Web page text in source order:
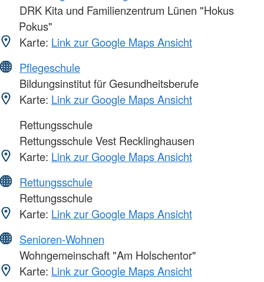
DRK Kita und Familienzentrum Lünen "Hokus
Pokus"
Karte: Link zur Google Maps Ansicht
Pflegeschule
Bildungsinstitut für Gesundheitsberufe
Karte: Link zur Google Maps Ansicht
Rettungsschule
Rettungsschule Vest Recklinghausen
Karte: Link zur Google Maps Ansicht
Rettungsschule
Rettungsschule
Karte: Link zur Google Maps Ansicht
Senioren-Wohnen
Wohngemeinschaft "Am Holschentor"
Karte: Link zur Google Maps Ansicht